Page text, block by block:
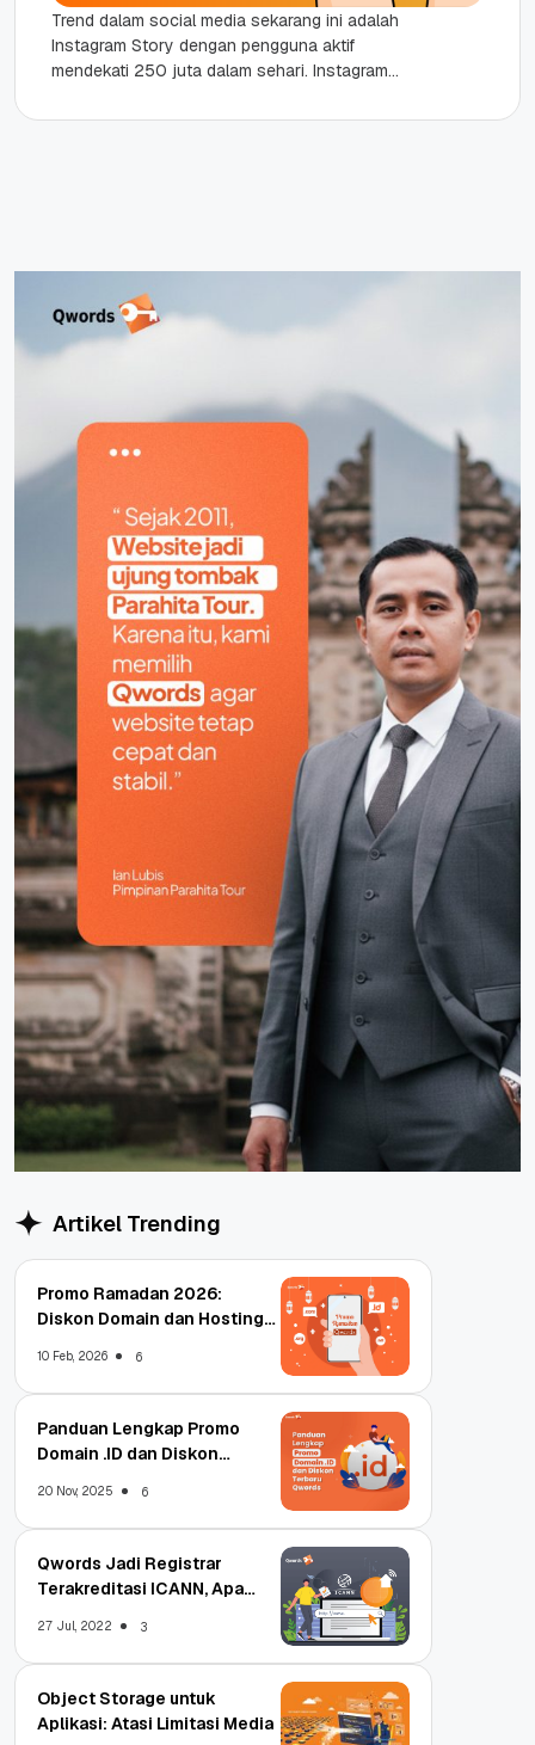
Trend dalam social media sekarang ini adalah
Instagram Story dengan pengguna aktif
mendekati 250 juta dalam sehari. Instagram
Artikel Trending
Promo Ramadan 2026:
Diskon Domain dan Hosting
10 Feb, 2026 6
Panduan Lengkap Promo
Domain .ID dan Diskon
20 Nov, 2025 6
Qwords Jadi Registrar
Terakreditasi ICANN, Apa
27 Jul, 2022 3
Object Storage untuk
Aplikasi: Atasi Limitasi Media